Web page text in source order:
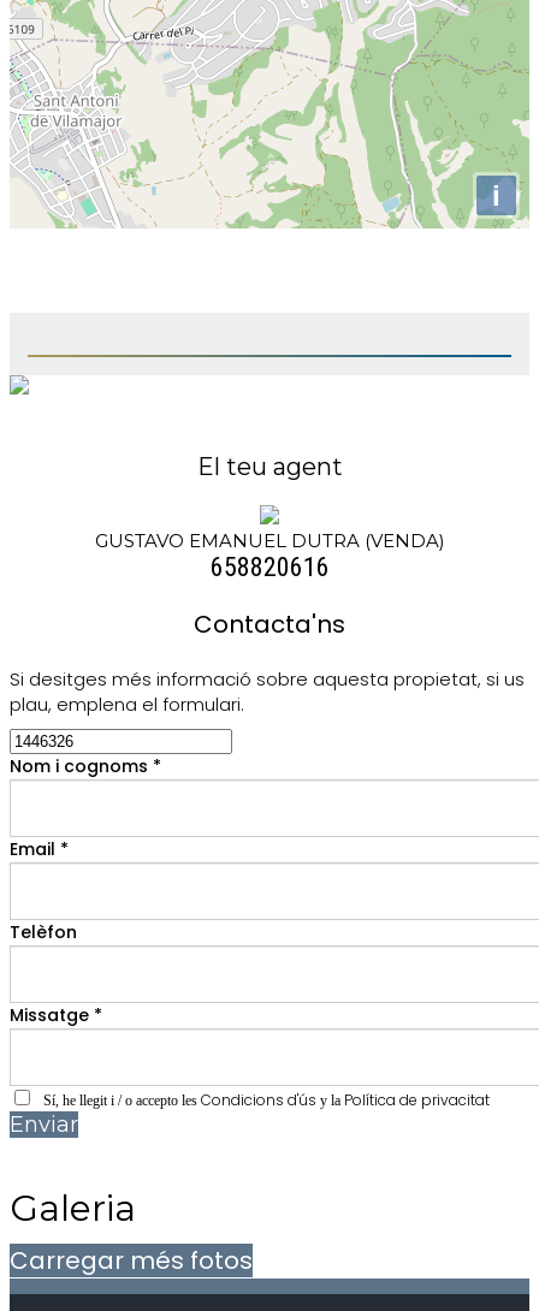
i
El teu agent
GUSTAVO EMANUEL DUTRA (VENDA)
658820616
Contacta'ns
Si desitges més informació sobre aquesta propietat, si us
plau, emplena el formulari.
Nom i cognoms *
Email *
Telèfon
Missatge *
Sí, he llegit i / o accepto les Condicions d'ús y la Política de privacitat
Enviar
Galeria
Carregar més fotos